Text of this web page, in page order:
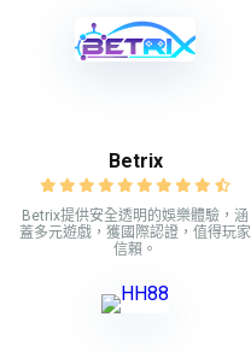
Betrix
Betrix提供安全透明的娛樂體驗，涵
蓋多元遊戲，獲國際認證，值得玩家
信賴。